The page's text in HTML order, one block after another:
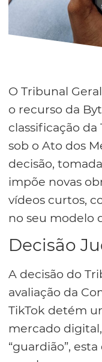
O Tribunal
o recurso da
classificação da
sob o Ato dos
decisão,
impõe novas
vídeos curtos,
no seu modelo
Decisão
A decisão do
avaliação da
TikTok detém
mercado
“guardião”,